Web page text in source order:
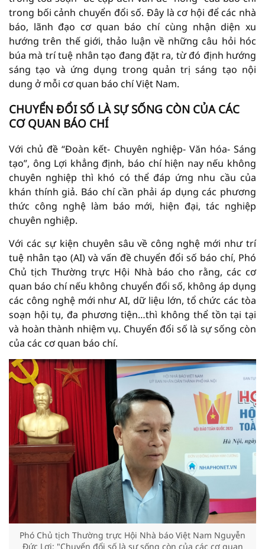
trong bối cảnh chuyển đổi số. Đây là cơ hội để các nhà
báo, lãnh đạo cơ quan báo chí cùng nhận diện xu
hướng trên thế giới, thảo luận về những câu hỏi hóc
búa mà trí tuệ nhân tạo đang đặt ra, từ đó định hướng
sáng tạo và ứng dụng trong quản trị sáng tạo nội
dung ở mỗi cơ quan báo chí Việt Nam.
CHUYỂN ĐỔI SỐ LÀ SỰ SỐNG CÒN CỦA CÁC
CƠ QUAN BÁO CHÍ
Với chủ đề “Đoàn kết- Chuyên nghiệp- Văn hóa- Sáng
tạo”, ông Lợi khẳng định, báo chí hiện nay nếu không
chuyên nghiệp thì khó có thể đáp ứng nhu cầu của
khán thính giả. Báo chí cần phải áp dụng các phương
thức công nghệ làm báo mới, hiện đại, tác nghiệp
chuyên nghiệp.
Với các sự kiện chuyên sâu về công nghệ mới như trí
tuệ nhân tạo (AI) và vấn đề chuyển đổi số báo chí, Phó
Chủ tịch Thường trực Hội Nhà báo cho rằng, các cơ
quan báo chí nếu không chuyển đổi số, không áp dụng
các công nghệ mới như AI, dữ liệu lớn, tổ chức các tòa
soạn hội tụ, đa phương tiện…thì không thể tồn tại tại
và hoàn thành nhiệm vụ. Chuyển đổi số là sự sống còn
của các cơ quan báo chí.
Phó Chủ tịch Thường trực Hội Nhà báo Việt Nam Nguyễn
Đức Lợi: "Chuyển đổi số là sự sống còn của các cơ quan